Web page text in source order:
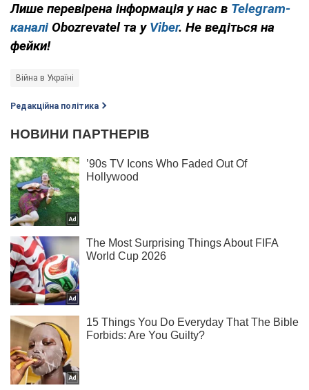
Лише перевірена інформація у нас в Telegram-
каналі Obozrevatel та у Viber. Не ведіться на
фейки!
Війна в Україні
Редакційна політика